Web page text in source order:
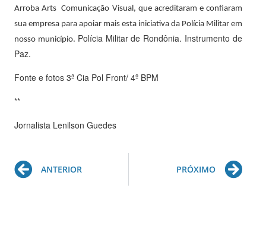
Arroba Arts Comunicação Visual, que acreditaram e confiaram
sua empresa para apoiar mais esta iniciativa da Polícia Militar em
nosso município. Polícia Militar de Rondônia. Instrumento de
Paz.
Fonte e fotos 3ª Cia Pol Front/ 4º BPM
**
Jornalista Lenilson Guedes
Prev
ANTERIOR PRÓXIMO